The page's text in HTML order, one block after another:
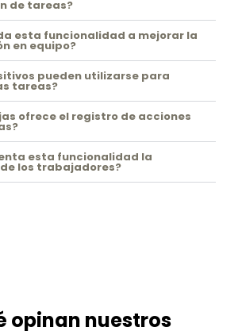
de tareas?
esta funcionalidad a mejorar la
en equipo?
pueden utilizarse para
tareas?
ofrece el registro de acciones
esta funcionalidad la
los trabajadores?
opinan nuestros